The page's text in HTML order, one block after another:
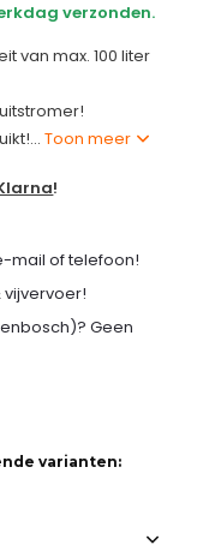
verzonden.
van max. 100 liter
Toon meer
!
mail of telefoon!
vijvervoer!
Geen
varianten: